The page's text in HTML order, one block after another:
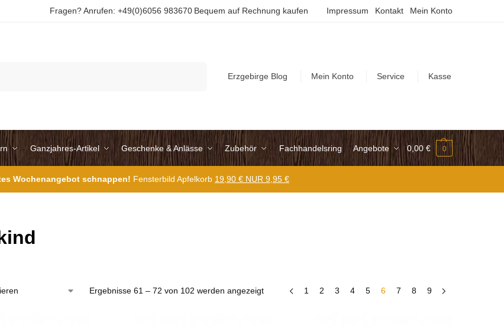
Fragen? Anrufen: +49(0)6056 983670 Bequem auf Rechnung kaufen Impressum Kontakt Mein Konto
Erzgebirge Blog Mein Konto Service Kasse
Ganzjahres-Artikel Geschenke & Anlässe Zubehör Fachhandelsring Angebote 0,00 € 0
Wochenangebot schnappen! Fensterbild Apfelkorb 19,90 € NUR 9,95 €
Ergebnisse 61 – 72 von 102 werden angezeigt 1 2 3 4 5 6 7 8 9